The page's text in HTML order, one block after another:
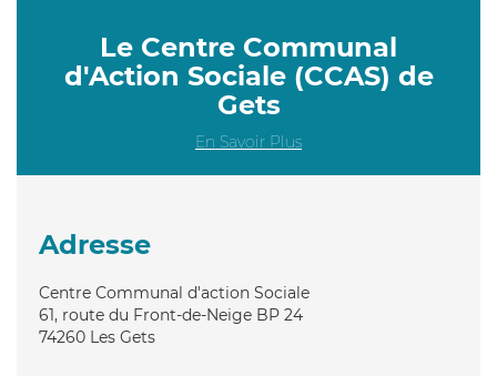
Le Centre Communal
d'Action Sociale (CCAS) de
Gets
En Savoir Plus
Adresse
Centre Communal d'action Sociale
61, route du Front-de-Neige BP 24
74260 Les Gets